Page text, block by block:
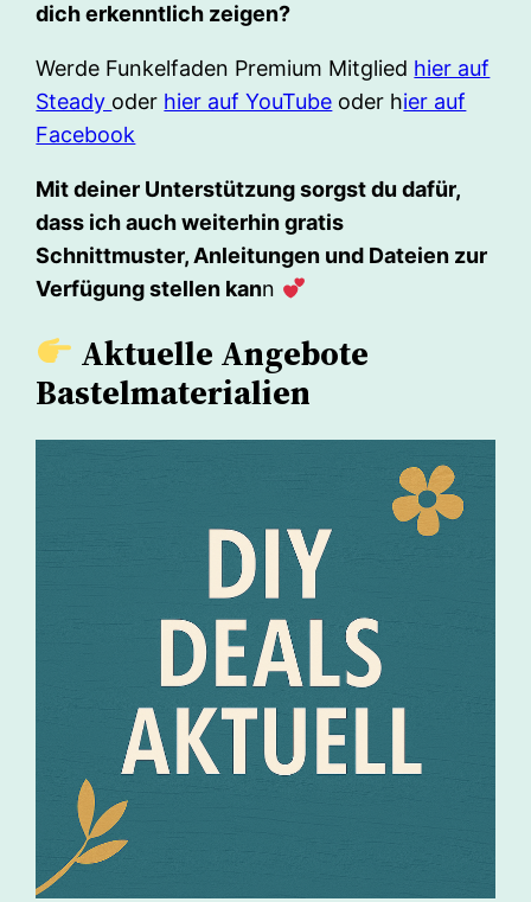
dich erkenntlich zeigen?
Werde Funkelfaden Premium Mitglied hier auf
Steady oder hier auf YouTube oder hier auf
Facebook
Mit deiner Unterstützung sorgst du dafür,
dass ich auch weiterhin gratis
Schnittmuster, Anleitungen und Dateien zur
Verfügung stellen kann
Aktuelle Angebote
Bastelmaterialien